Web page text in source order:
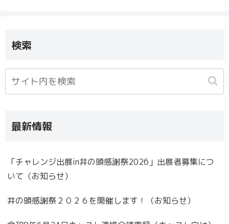
検索
最新情報
「チャレンジ出展in井の頭感謝祭2026」出展者募集につ
いて（お知らせ）
井の頭感謝祭２０２６を開催します！（お知らせ）